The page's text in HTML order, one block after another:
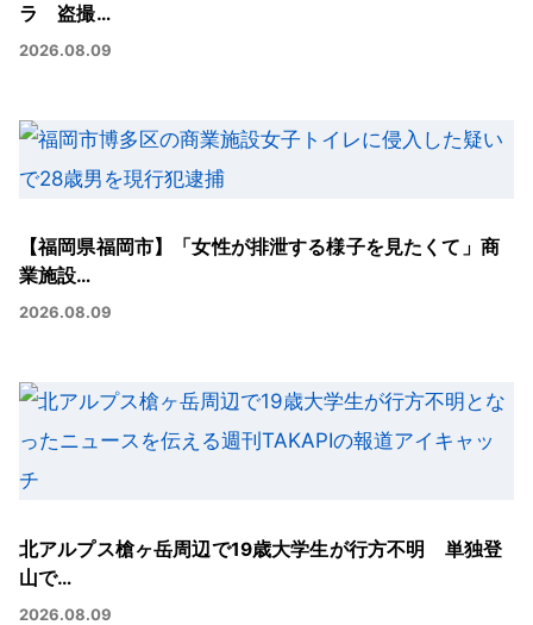
ラ 盗撮…
2026.08.09
【福岡県福岡市】「女性が排泄する様子を見たくて」商
業施設…
2026.08.09
北アルプス槍ヶ岳周辺で19歳大学生が行方不明 単独登
山で…
2026.08.09